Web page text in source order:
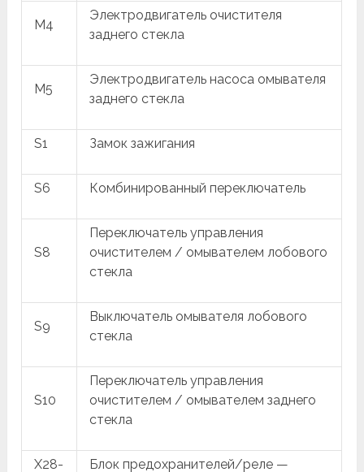
M4
Электродвигатель очистителя
заднего стекла
M5
Электродвигатель насоса омывателя
заднего стекла
S1 Замок зажигания
S6 Комбинированный переключатель
S8
Переключатель управления
очистителем / омывателем лобового
стекла
S9
Выключатель омывателя лобового
стекла
S10
Переключатель управления
очистителем / омывателем заднего
стекла
X28- Блок предохранителей/реле —